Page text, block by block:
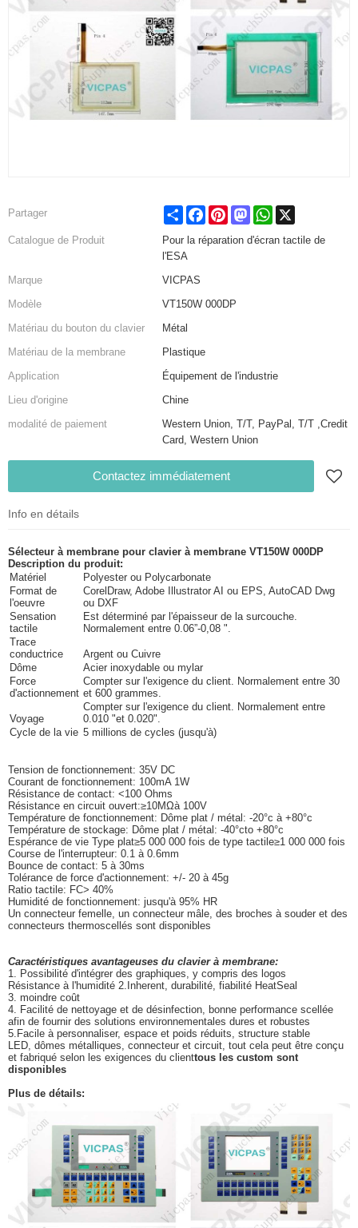
Partager Share FacebookPinterestMastodonWhatsApp
Catalogue de Produit
Pour la réparation d'écran tactile de
l'ESA
Marque
VICPAS
Modèle
VT150W 000DP
Matériau du bouton du clavier
Métal
Matériau de la membrane
Plastique
Application
Équipement de l'industrie
Lieu d'origine
Chine
modalité de paiement
Western Union, T/T, PayPal, T/T ,Credit
Card, Western Union
Contactez immédiatement
Info en détails
Sélecteur à membrane pour clavier à membrane VT150W 000DP
Description du produit:
Matériel
Polyester ou Polycarbonate
Format de
l'oeuvre
CorelDraw, Adobe Illustrator AI ou EPS, AutoCAD Dwg
ou DXF
Sensation
tactile
Est déterminé par l'épaisseur de la surcouche.
Normalement entre 0.06”-0,08 ".
Trace
conductrice
Argent ou Cuivre
Dôme
Acier inoxydable ou mylar
Force
d'actionnement
Compter sur l'exigence du client. Normalement entre 30
et 600 grammes.
Voyage
Compter sur l'exigence du client. Normalement entre
0.010 "et 0.020".
Cycle de la vie 5 millions de cycles (jusqu'à)
Tension de fonctionnement: 35V DC
Courant de fonctionnement: 100mA 1W
Résistance de contact: <100 Ohms
Résistance en circuit ouvert:≥10MΩà 100V
Température de fonctionnement: Dôme plat / métal: -20°c à +80°c
Température de stockage: Dôme plat / métal: -40°cto +80°c
Espérance de vie Type plat≥5 000 000 fois de type tactile≥1 000 000 fois
Course de l'interrupteur: 0.1 à 0.6mm
Bounce de contact: 5 à 30ms
Tolérance de force d'actionnement: +/- 20 à 45g
Ratio tactile: FC> 40%
Humidité de fonctionnement: jusqu'à 95% HR
Un connecteur femelle, un connecteur mâle, des broches à souder et des
connecteurs thermoscellés sont disponibles
Caractéristiques avantageuses du clavier à membrane:
1. Possibilité d'intégrer des graphiques, y compris des logos
Résistance à l'humidité 2.Inherent, durabilité, fiabilité HeatSeal
3. moindre coût
4. Facilité de nettoyage et de désinfection, bonne performance scellée
afin de fournir des solutions environnementales dures et robustes
5.Facile à personnaliser, espace et poids réduits, structure stable
LED, dômes métalliques, connecteur et circuit, tout cela peut être conçu
et fabriqué selon les exigences du clienttous les custom sont
disponibles
Plus de détails: